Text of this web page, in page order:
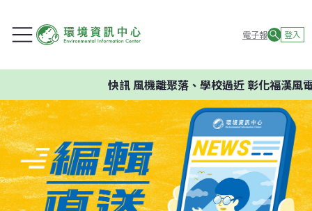
電子報 登入
快訊風機離聚落、學校過近 彰化福漢風電